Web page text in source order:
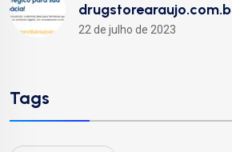
drugstorearaujo.com.b
22 de julho de 2023
Tags